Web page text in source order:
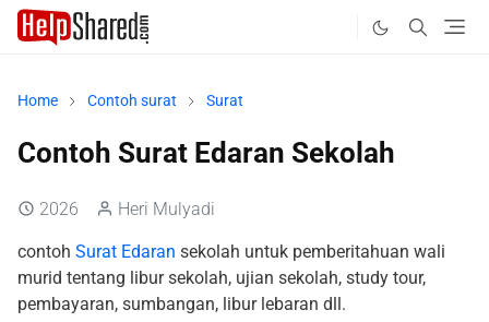
Home Contoh surat Surat
Contoh Surat Edaran Sekolah
2026 Heri Mulyadi
contoh Surat Edaran sekolah untuk pemberitahuan wali
murid tentang libur sekolah, ujian sekolah, study tour,
pembayaran, sumbangan, libur lebaran dll.